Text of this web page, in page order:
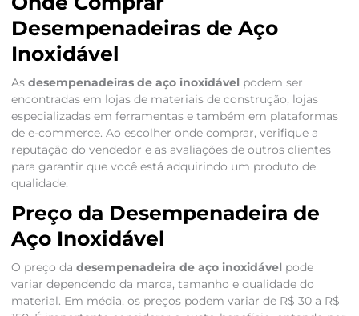
Desempenadeiras de Aço
Inoxidável
As desempenadeiras de aço inoxidável podem ser
encontradas em lojas de materiais de construção, lojas
especializadas em ferramentas e também em plataformas
de e-commerce. Ao escolher onde comprar, verifique a
reputação do vendedor e as avaliações de outros clientes
para garantir que você está adquirindo um produto de
qualidade.
Preço da Desempenadeira de
Aço Inoxidável
O preço da desempenadeira de aço inoxidável pode
variar dependendo da marca, tamanho e qualidade do
material. Em média, os preços podem variar de R$ 30 a R$